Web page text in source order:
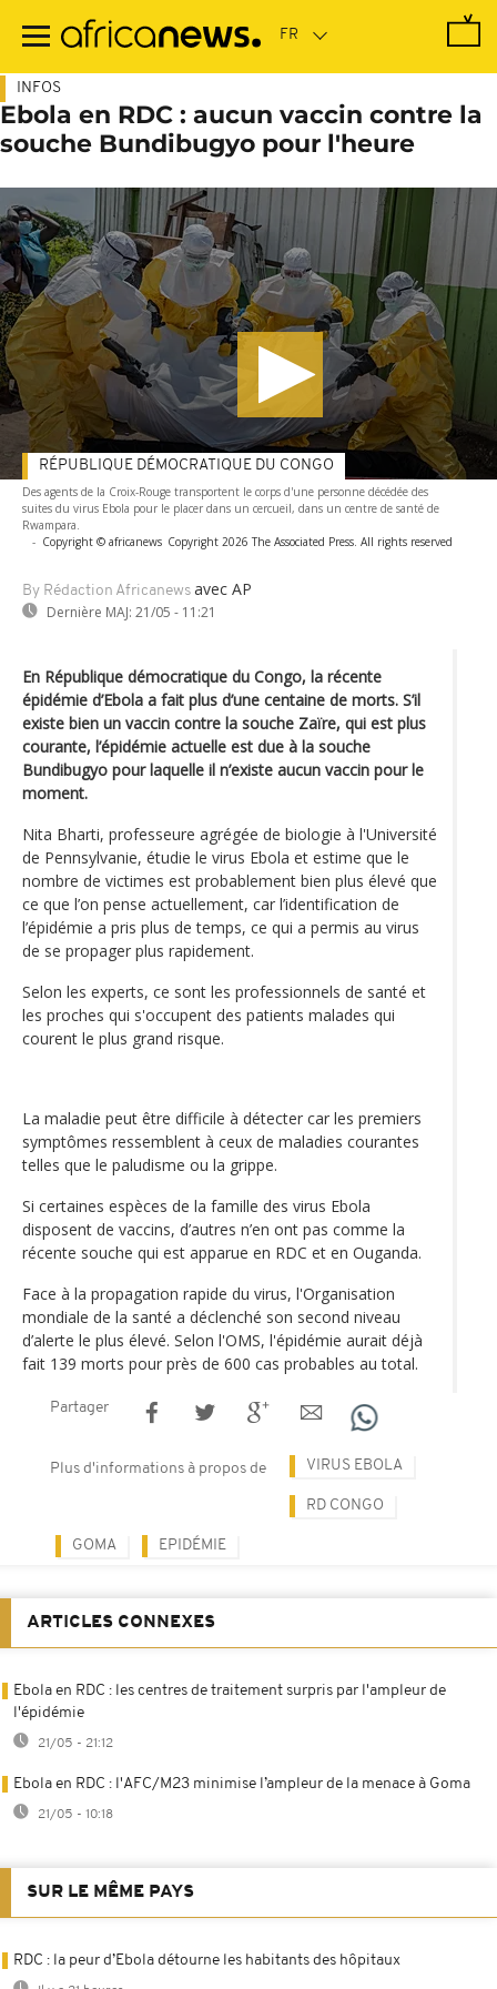
contenu
INFOS
Ebola en RDC : aucun vaccin contre la
souche Bundibugyo pour l'heure
Des agents de la Croix-Rouge transportent le corps d'une personne décédée des
suites du virus Ebola pour le placer dans un cercueil, dans un centre de santé de
Rwampara.
- Copyright © africanews Copyright 2026 The Associated Press. All rights reserved
By Rédaction Africanews avec AP
Dernière MAJ: 21/05 - 11:21
RÉPUBLIQUE DÉMOCRATIQUE DU CONGO
En République démocratique du Congo, la récente
épidémie d’Ebola a fait plus d’une centaine de morts. S’il
existe bien un vaccin contre la souche Zaïre, qui est plus
courante, l’épidémie actuelle est due à la souche
Bundibugyo pour laquelle il n’existe aucun vaccin pour le
moment.
Nita Bharti, professeure agrégée de biologie à l'Université
de Pennsylvanie, étudie le virus Ebola et estime que le
nombre de victimes est probablement bien plus élevé que
ce que l’on pense actuellement, car l’identification de
l’épidémie a pris plus de temps, ce qui a permis au virus
de se propager plus rapidement.
Selon les experts, ce sont les professionnels de santé et
les proches qui s'occupent des patients malades qui
courent le plus grand risque.
La maladie peut être difficile à détecter car les premiers
symptômes ressemblent à ceux de maladies courantes
telles que le paludisme ou la grippe.
Si certaines espèces de la famille des virus Ebola
disposent de vaccins, d’autres n’en ont pas comme la
récente souche qui est apparue en RDC et en Ouganda.
Face à la propagation rapide du virus, l'Organisation
mondiale de la santé a déclenché son second niveau
d’alerte le plus élevé. Selon l'OMS, l'épidémie aurait déjà
fait 139 morts pour près de 600 cas probables au total.
Partager
Plus d'informations à propos de VIRUS EBOLA
RD CONGO
GOMA EPIDÉMIE
ARTICLES CONNEXES
Ebola en RDC : les centres de traitement surpris par l'ampleur de
l'épidémie
21/05 - 21:12
Ebola en RDC : l'AFC/M23 minimise l’ampleur de la menace à Goma
21/05 - 10:18
SUR LE MÊME PAYS
RDC : la peur d’Ebola détourne les habitants des hôpitaux